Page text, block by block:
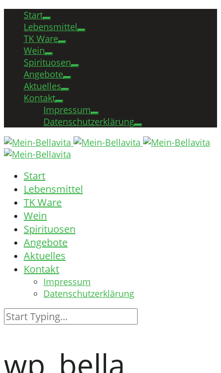
Start
Lebensmittel
TK Ware
Wein
Spirituosen
Angebote
Aktuelles
Kontakt
Impressum
Datenschutzerklärung
Start
Lebensmittel
TK Ware
Wein
Spirituosen
Angebote
Aktuelles
Kontakt
Impressum
Datenschutzerklärung
wp_bella